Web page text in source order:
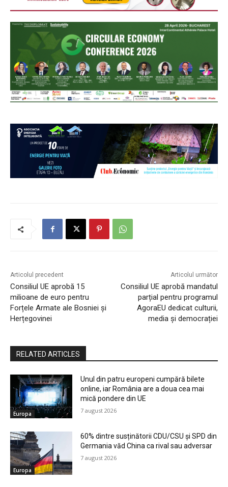
Articolul precedent
Consiliul UE aprobă 15
milioane de euro pentru
Forțele Armate ale Bosniei și
Herțegovinei
Articolul următor
Consiliul UE aprobă mandatul
parțial pentru programul
AgoraEU dedicat culturii,
media și democrației
RELATED ARTICLES
Europa
Unul din patru europeni cumpără bilete
online, iar România are a doua cea mai
mică pondere din UE
7 august 2026
Europa
60% dintre susținătorii CDU/CSU și SPD din
Germania văd China ca rival sau adversar
7 august 2026